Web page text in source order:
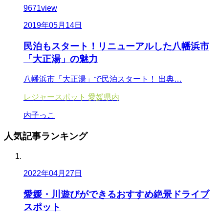
9671view
2019年05月14日
民泊もスタート！リニューアルした八幡浜市
「大正湯」の魅力
八幡浜市「大正湯」で民泊スタート！ 出典…
レジャースポット 愛媛県内
内子っこ
人気記事ランキング
2022年04月27日
愛媛・川遊びができるおすすめ絶景ドライブ
スポット